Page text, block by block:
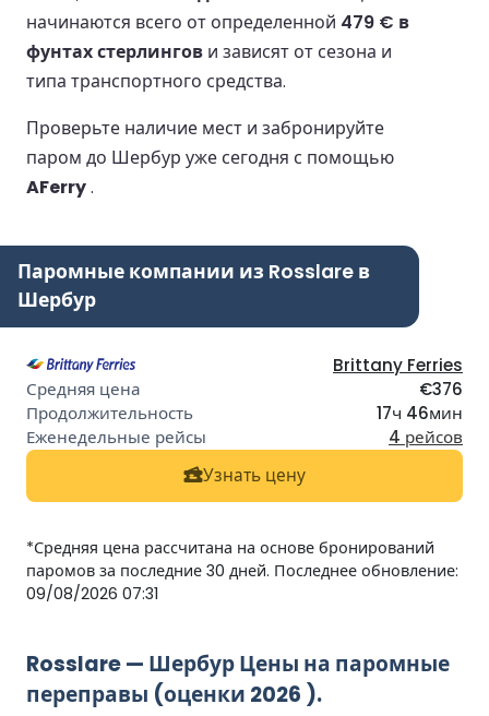
начинаются всего от определенной 479 € в
фунтах стерлингов и зависят от сезона и
типа транспортного средства.
Проверьте наличие мест и забронируйте
паром до Шербур уже сегодня с помощью
AFerry.
Паромные компании из Rosslare в
Шербур
Brittany Ferries
€376
17ч 46мин
4 рейсов
Узнать цену
*Средняя цена рассчитана на основе бронирований
паромов за последние 30 дней. Последнее обновление:
09/08/2026 07:31
Rosslare — Шербур Цены на паромные
переправы (оценки 2026 ).